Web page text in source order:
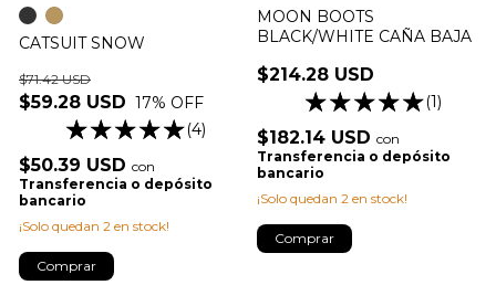
CATSUIT SNOW
$59.28 USD
$71.42 USD
17% OFF
(4)
$50.39 USD con
Transferencia o depósito
bancario
¡Solo quedan 2 en stock!
Comprar
MOON BOOTS
BLACK/WHITE CAÑA BAJA
$214.28 USD
(1)
$182.14 USD con
Transferencia o depósito
bancario
¡Solo quedan 2en stock!
Comprar